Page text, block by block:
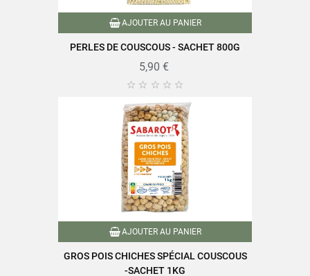
AJOUTER AU PANIER
PERLES DE COUSCOUS - SACHET 800G
5,90 €
    
AJOUTER AU PANIER
GROS POIS CHICHES SPÉCIAL COUSCOUS
-SACHET 1KG